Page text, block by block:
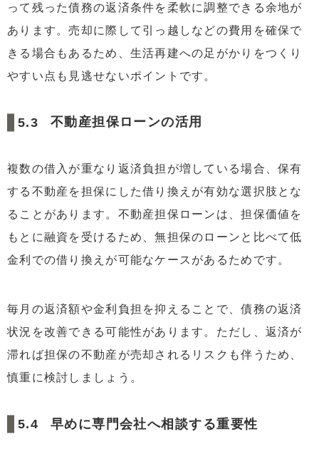
って残った債務の返済条件を柔軟に調整できる余地が
あります。売却に際して引っ越しなどの費用を確保で
きる場合もあるため、生活再建への足がかりをつくり
やすい点も見逃せないポイントです。
不動産担保ローンの活用
複数の借入が重なり返済負担が増している場合、保有
する不動産を担保にした借り換えが有効な選択肢とな
ることがあります。不動産担保ローンは、担保価値を
もとに融資を受けるため、無担保のローンと比べて低
金利での借り換えが可能なケースがあるためです。
毎月の返済額や金利負担を抑えることで、債務の返済
状況を改善できる可能性があります。ただし、返済が
滞れば担保の不動産が売却されるリスクも伴うため、
慎重に検討しましょう。
早めに専門会社へ相談する重要性